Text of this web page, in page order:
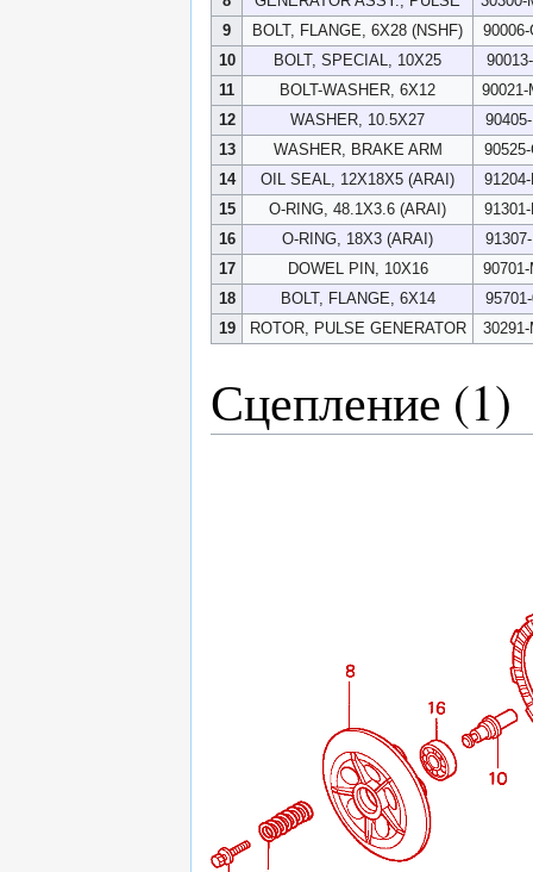
9
BOLT, FLANGE, 6X28 (NSHF)
90006-
10
BOLT, SPECIAL, 10X25
11
BOLT-WASHER, 6X12
90021-
12
WASHER, 10.5X27
13
WASHER, BRAKE ARM
14
OIL SEAL, 12X18X5 (ARAI)
15
O-RING, 48.1X3.6 (ARAI)
16
O-RING, 18X3 (ARAI)
17
DOWEL PIN, 10X16
18
BOLT, FLANGE, 6X14
19
ROTOR, PULSE GENERATOR
Сцепление (1)